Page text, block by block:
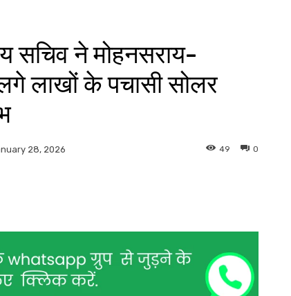
सचिव ने मोहनसराय-
लाखों के पचासी सोलर
28, 2026 0
49